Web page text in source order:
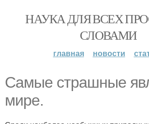
НАУКА ДЛЯ ВСЕХ
СЛОВАМИ
главная новости
Самые страшные
мире.